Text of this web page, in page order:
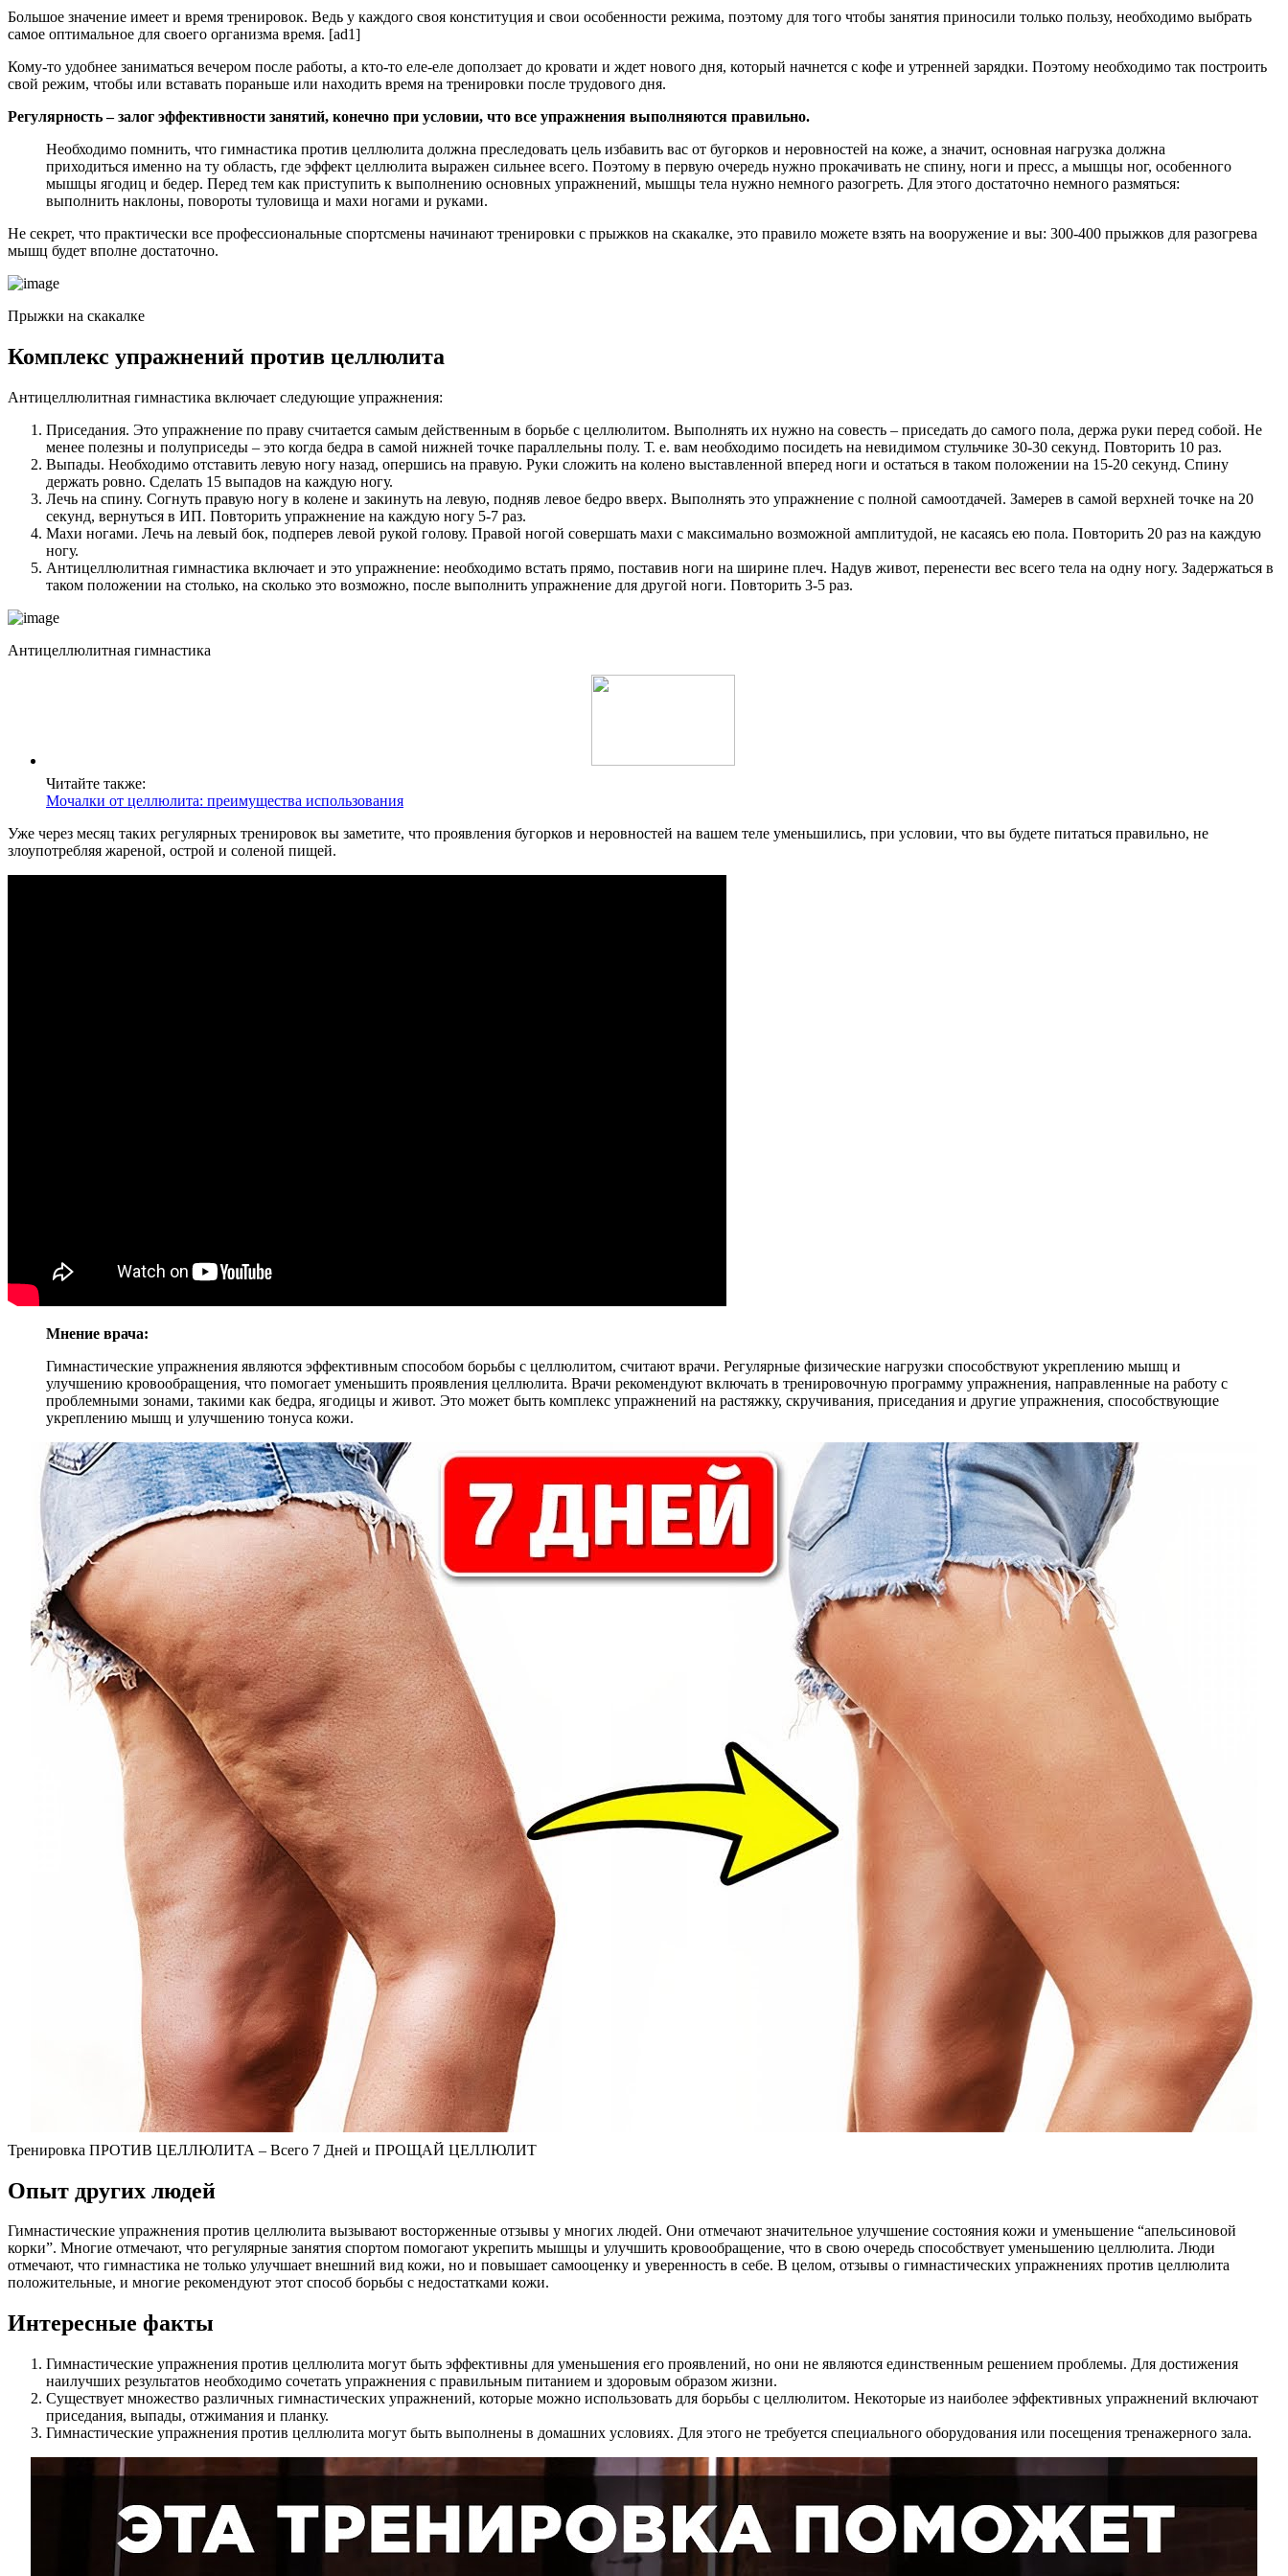
Большое значение имеет и время тренировок. Ведь у каждого своя конституция и свои особенности режима, поэтому для того чтобы занятия приносили только пользу, необходимо выбрать
самое оптимальное для своего организма время. [ad1]
Кому-то удобнее заниматься вечером после работы, а кто-то еле-еле доползает до кровати и ждет нового дня, который начнется с кофе и утренней зарядки. Поэтому необходимо так построить
свой режим, чтобы или вставать пораньше или находить время на тренировки после трудового дня.
Регулярность – залог эффективности занятий, конечно при условии, что все упражнения выполняются правильно.
Необходимо помнить, что гимнастика против целлюлита должна преследовать цель избавить вас от бугорков и неровностей на коже, а значит, основная нагрузка должна
приходиться именно на ту область, где эффект целлюлита выражен сильнее всего. Поэтому в первую очередь нужно прокачивать не спину, ноги и пресс, а мышцы ног, особенного
мышцы ягодиц и бедер. Перед тем как приступить к выполнению основных упражнений, мышцы тела нужно немного разогреть. Для этого достаточно немного размяться:
выполнить наклоны, повороты туловища и махи ногами и руками.
Не секрет, что практически все профессиональные спортсмены начинают тренировки с прыжков на скакалке, это правило можете взять на вооружение и вы: 300-400 прыжков для разогрева
мышц будет вполне достаточно.
Прыжки на скакалке
Комплекс упражнений против целлюлита
Антицеллюлитная гимнастика включает следующие упражнения:
Приседания. Это упражнение по праву считается самым действенным в борьбе с целлюлитом. Выполнять их нужно на совесть – приседать до самого пола, держа руки перед собой. Не
менее полезны и полуприседы – это когда бедра в самой нижней точке параллельны полу. Т. е. вам необходимо посидеть на невидимом стульчике 30-30 секунд. Повторить 10 раз.
Выпады. Необходимо отставить левую ногу назад, опершись на правую. Руки сложить на колено выставленной вперед ноги и остаться в таком положении на 15-20 секунд. Спину
держать ровно. Сделать 15 выпадов на каждую ногу.
Лечь на спину. Согнуть правую ногу в колене и закинуть на левую, подняв левое бедро вверх. Выполнять это упражнение с полной самоотдачей. Замерев в самой верхней точке на 20
секунд, вернуться в ИП. Повторить упражнение на каждую ногу 5-7 раз.
Махи ногами. Лечь на левый бок, подперев левой рукой голову. Правой ногой совершать махи с максимально возможной амплитудой, не касаясь ею пола. Повторить 20 раз на каждую
ногу.
Антицеллюлитная гимнастика включает и это упражнение: необходимо встать прямо, поставив ноги на ширине плеч. Надув живот, перенести вес всего тела на одну ногу. Задержаться в
таком положении на столько, на сколько это возможно, после выполнить упражнение для другой ноги. Повторить 3-5 раз.
Антицеллюлитная гимнастика
Читайте также:
Мочалки от целлюлита: преимущества использования
Уже через месяц таких регулярных тренировок вы заметите, что проявления бугорков и неровностей на вашем теле уменьшились, при условии, что вы будете питаться правильно, не
злоупотребляя жареной, острой и соленой пищей.
Мнение врача:
Гимнастические упражнения являются эффективным способом борьбы с целлюлитом, считают врачи. Регулярные физические нагрузки способствуют укреплению мышц и
улучшению кровообращения, что помогает уменьшить проявления целлюлита. Врачи рекомендуют включать в тренировочную программу упражнения, направленные на работу с
проблемными зонами, такими как бедра, ягодицы и живот. Это может быть комплекс упражнений на растяжку, скручивания, приседания и другие упражнения, способствующие
укреплению мышц и улучшению тонуса кожи.
Тренировка ПРОТИВ ЦЕЛЛЮЛИТА – Всего 7 Дней и ПРОЩАЙ ЦЕЛЛЮЛИТ
Опыт других людей
Гимнастические упражнения против целлюлита вызывают восторженные отзывы у многих людей. Они отмечают значительное улучшение состояния кожи и уменьшение “апельсиновой
корки”. Многие отмечают, что регулярные занятия спортом помогают укрепить мышцы и улучшить кровообращение, что в свою очередь способствует уменьшению целлюлита. Люди
отмечают, что гимнастика не только улучшает внешний вид кожи, но и повышает самооценку и уверенность в себе. В целом, отзывы о гимнастических упражнениях против целлюлита
положительные, и многие рекомендуют этот способ борьбы с недостатками кожи.
Интересные факты
Гимнастические упражнения против целлюлита могут быть эффективны для уменьшения его проявлений, но они не являются единственным решением проблемы. Для достижения
наилучших результатов необходимо сочетать упражнения с правильным питанием и здоровым образом жизни.
Существует множество различных гимнастических упражнений, которые можно использовать для борьбы с целлюлитом. Некоторые из наиболее эффективных упражнений включают
приседания, выпады, отжимания и планку.
Гимнастические упражнения против целлюлита могут быть выполнены в домашних условиях. Для этого не требуется специального оборудования или посещения тренажерного зала.